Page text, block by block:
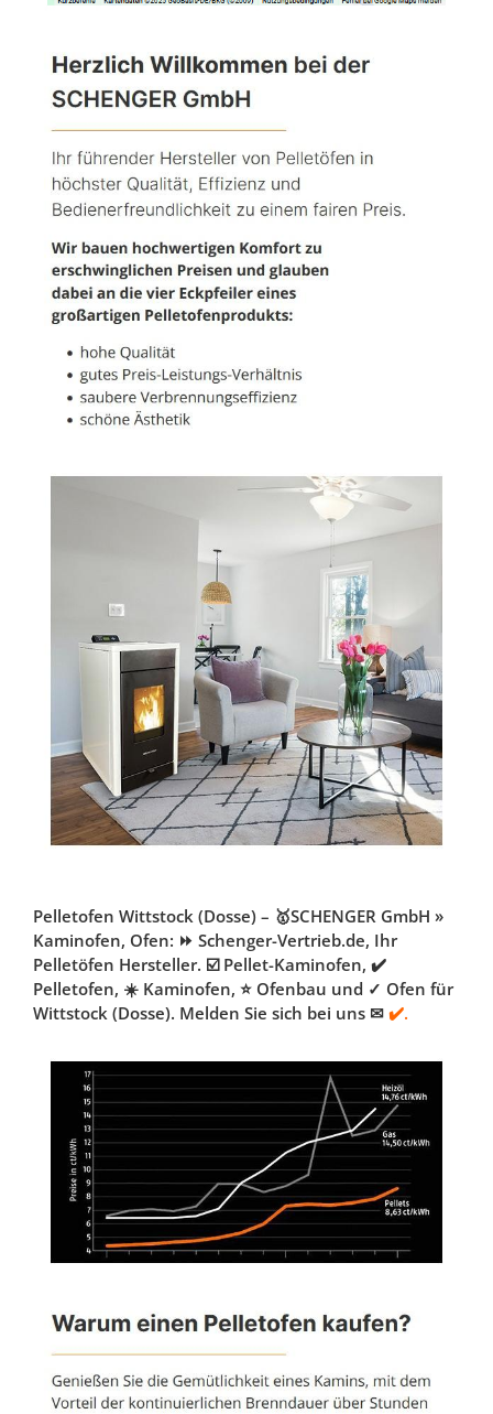
Pelletofen Wittstock (Dosse) – 🥇SCHENGER GmbH »
Kaminofen, Ofen: ⏩ Schenger-Vertrieb.de, Ihr
Pelletöfen Hersteller. ☑️ Pellet-Kaminofen, ✔️
Pelletofen, ☀️ Kaminofen, ⭐ Ofenbau und ✓ Ofen für
Wittstock (Dosse). Melden Sie sich bei uns ✉ ✔️.